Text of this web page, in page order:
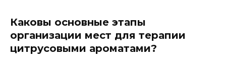
Каковы основные этапы
организации мест для терапии
цитрусовыми ароматами?